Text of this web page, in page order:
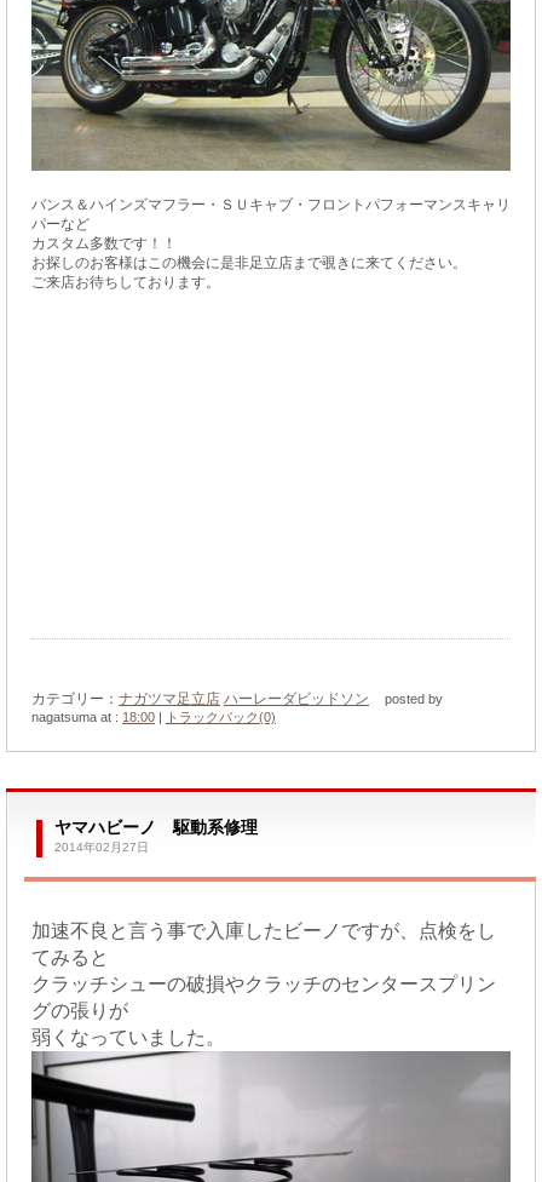
バンス＆ハインズマフラー・ＳＵキャブ・フロントパフォーマンスキャリ
パーなど
カスタム多数です！！
お探しのお客様はこの機会に是非足立店まで覗きに来てください。
ご来店お待ちしております。
カテゴリー： ナガツマ足立店 ハーレーダビッドソン
posted by
nagatsuma at : 18:00 | トラックバック(0)
ヤマハビーノ 駆動系修理
2014年02月27日
加速不良と言う事で入庫したビーノですが、点検をし
てみると
クラッチシューの破損やクラッチのセンタースプリン
グの張りが
弱くなっていました。